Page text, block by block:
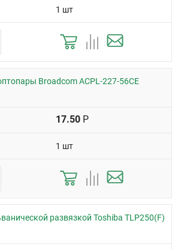
1 шт
Broadcom ACPL-227-56CE
17.50 Р
1 шт
развязкой Toshiba TLP250(F)